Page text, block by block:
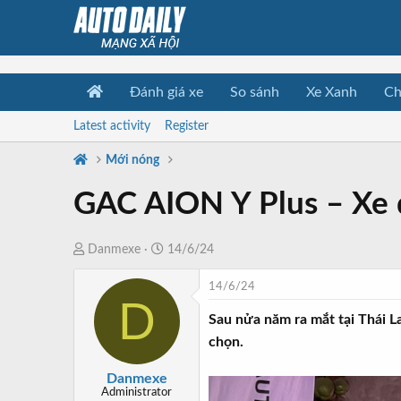
Đánh giá xe So sánh Xe Xanh
Latest activity Register
Mới nóng
GAC AION Y Plus –
T
Danmexe
N
à
ắ
đ
14/6/24
D
Danmexe
Administrator
14/6/24
Sau nửa năm ra mắt tại Thái
chọn.